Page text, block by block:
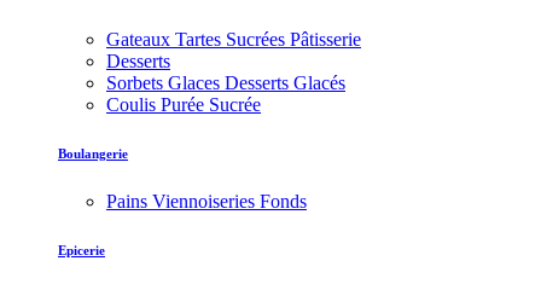
Gateaux Tartes Sucrées Pâtisserie
Desserts
Sorbets Glaces Desserts Glacés
Coulis Purée Sucrée
Boulangerie
Pains Viennoiseries Fonds
Epicerie